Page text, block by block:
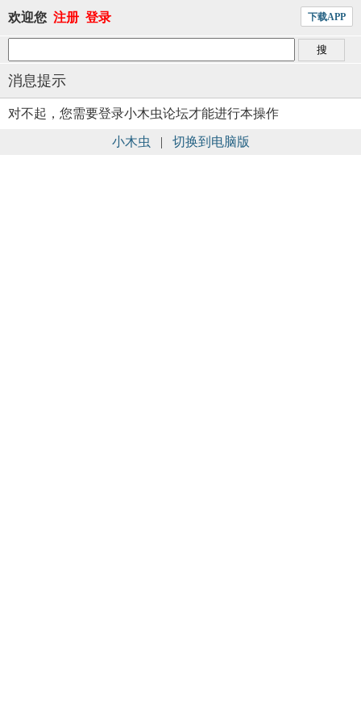
欢迎您 注册 登录 下载APP
消息提示
对不起，您需要登录小木虫论坛才能进行本操作
小木虫 | 切换到电脑版